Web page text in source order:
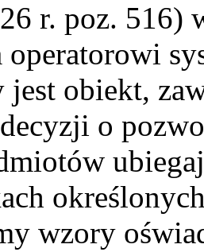
r. poz. 516)
operatorowi
jest obiekt,
o
wzory